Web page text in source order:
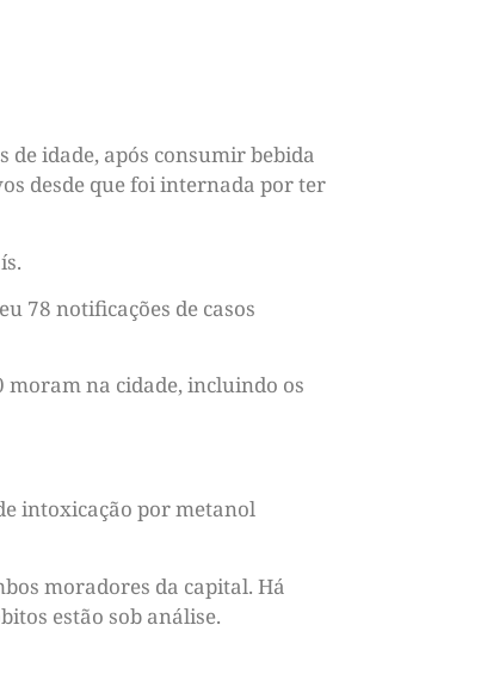
de idade, após consumir bebida
desde que foi internada por ter
78 notificações de casos
moram na cidade, incluindo os
intoxicação por metanol
moradores da capital. Há
estão sob análise.